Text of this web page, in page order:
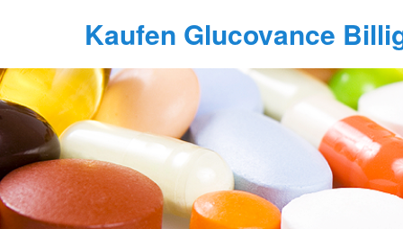
Kaufen Glucovance